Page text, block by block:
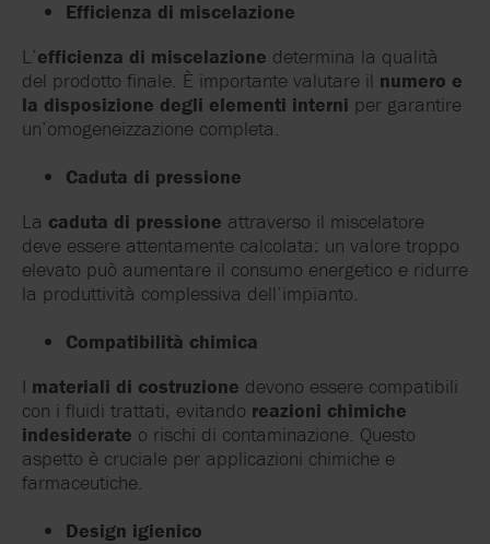
Efficienza di miscelazione
L’efficienza di miscelazione determina la qualità
del prodotto finale. È importante valutare il numero e
la disposizione degli elementi interni per garantire
un’omogeneizzazione completa.
Caduta di pressione
La caduta di pressione attraverso il miscelatore
deve essere attentamente calcolata: un valore troppo
elevato può aumentare il consumo energetico e ridurre
la produttività complessiva dell’impianto.
Compatibilità chimica
I materiali di costruzione devono essere compatibili
con i fluidi trattati, evitando reazioni chimiche
indesiderate o rischi di contaminazione. Questo
aspetto è cruciale per applicazioni chimiche e
farmaceutiche.
Design igienico